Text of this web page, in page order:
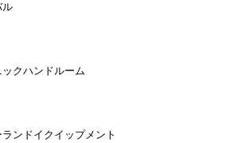
ル
ックハンドルーム
ンドイクイップメント